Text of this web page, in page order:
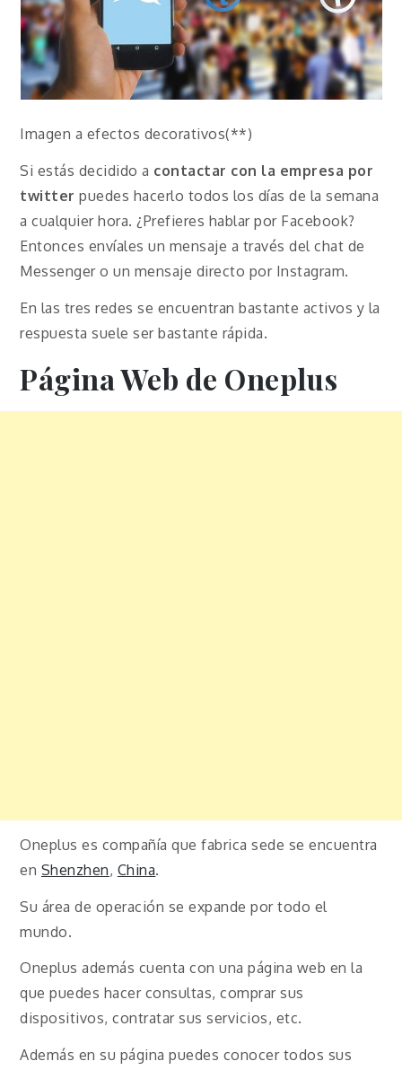
Imagen a efectos decorativos(**)
Si estás decidido a contactar con la empresa por
twitter puedes hacerlo todos los días de la semana
a cualquier hora. ¿Prefieres hablar por Facebook?
Entonces envíales un mensaje a través del chat de
Messenger o un mensaje directo por Instagram.
En las tres redes se encuentran bastante activos y la
respuesta suele ser bastante rápida.
Página Web de Oneplus
Oneplus es compañía que fabrica sede se encuentra
en Shenzhen, China.
Su área de operación se expande por todo el
mundo.
Oneplus además cuenta con una página web en la
que puedes hacer consultas, comprar sus
dispositivos, contratar sus servicios, etc.
Además en su página puedes conocer todos sus